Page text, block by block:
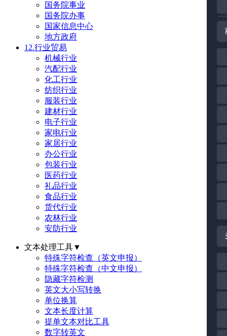
国务院事业
国务院办事
国家信息中心
地方政府
12.行业贸易
机械行业
汽配行业
化工行业
纺织行业
服装行业
建材行业
电子行业
家电行业
家居行业
办公行业
包装行业
医药行业
礼品行业
食品行业
货代行业
农林行业
安防行业
文本处理工具▼
特殊字符检查（英文申报）
特殊字符检查（中文申报）
隐藏字符检测
英文大小写转换
单位换算
文本长度计算
提单文本对比工具
数字转英文